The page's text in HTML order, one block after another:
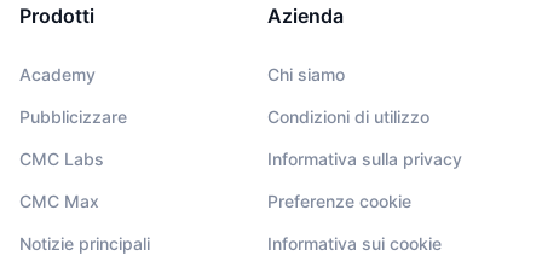
Prodotti
Academy
Pubblicizzare
CMC Labs
CMC Max
Notizie principali
Azienda
Chi siamo
Condizioni di utilizzo
Informativa sulla privacy
Preferenze cookie
Informativa sui cookie